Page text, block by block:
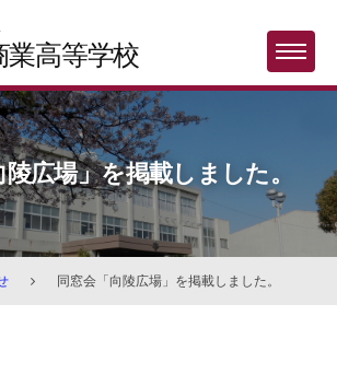
業高等学校 MENU
広場」を掲載しました。
同窓会「向陵広場」を掲載しました。